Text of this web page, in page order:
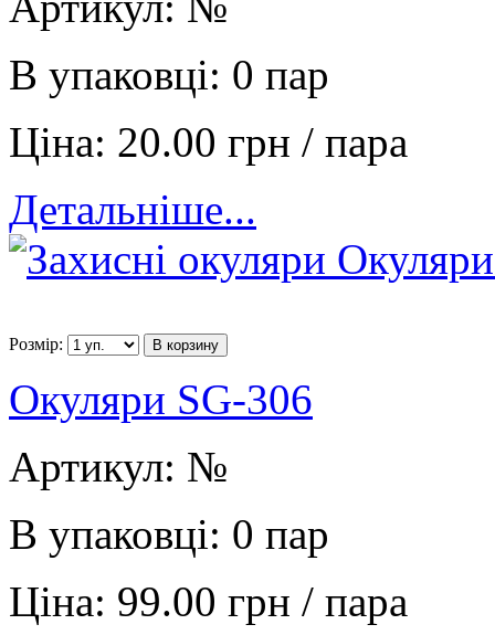
В упаковці: 0 пар
Ціна: 20.00 грн / пара
Детальніше...
Розмір: В корзину
Окуляри SG-306
Артикул: №
В упаковці: 0 пар
Ціна: 99.00 грн / пара